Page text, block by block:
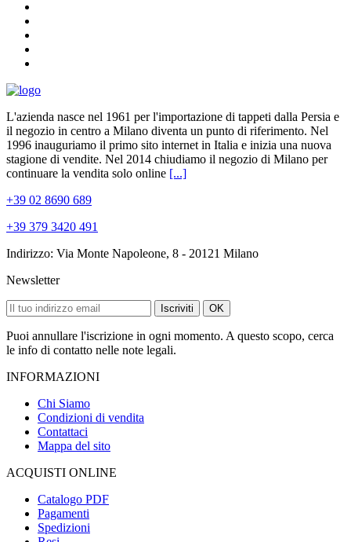
L'azienda nasce nel 1961 per l'importazione di tappeti dalla Persia e
il negozio in centro a Milano diventa un punto di riferimento. Nel
1996 inauguriamo il primo sito internet in Italia e inizia una nuova
stagione di vendite. Nel 2014 chiudiamo il negozio di Milano per
continuare la vendita solo online [...]
+39 02 8690 689
+39 379 3420 491
Indirizzo: Via Monte Napoleone, 8 - 20121 Milano
Newsletter
Iscriviti OK
Puoi annullare l'iscrizione in ogni momento. A questo scopo, cerca
le info di contatto nelle note legali.
INFORMAZIONI
Chi Siamo
Condizioni di vendita
Contattaci
Mappa del sito
ACQUISTI ONLINE
Catalogo PDF
Pagamenti
Spedizioni